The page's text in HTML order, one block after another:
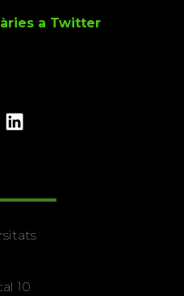
a Twitter
10